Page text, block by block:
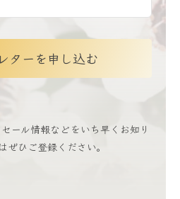
ターを申し込む
ール情報などをいち早くお知り
ぜひご登録ください。